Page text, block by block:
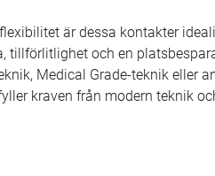
är dessa kontakter
tillförlitlighet och en
Medical Grade-teknik eller
kraven från modern teknik